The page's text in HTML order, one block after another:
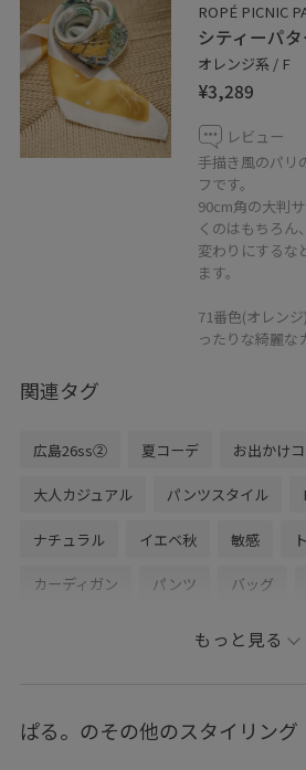
ROPÉ PICNIC
シティーパ
オレンジ系 / F
¥3,289
レビュー
手描き風のパリ
フです。
90cm角の大判
くのはもちろん
変わりにするな
ます。
71番色(オレン
ったりな綺麗な
関連タグ
広島26ss② 夏コーデ お出かけ
大人カジュアル パンツスタイル
ナチュラル イエベ秋 敏感
カーディガン パンツ バッグ
ベルト 財布/小
GIW16000 GIX16190 1枚でも着れ
もっと見る
ぱる。のその他のスタイリング